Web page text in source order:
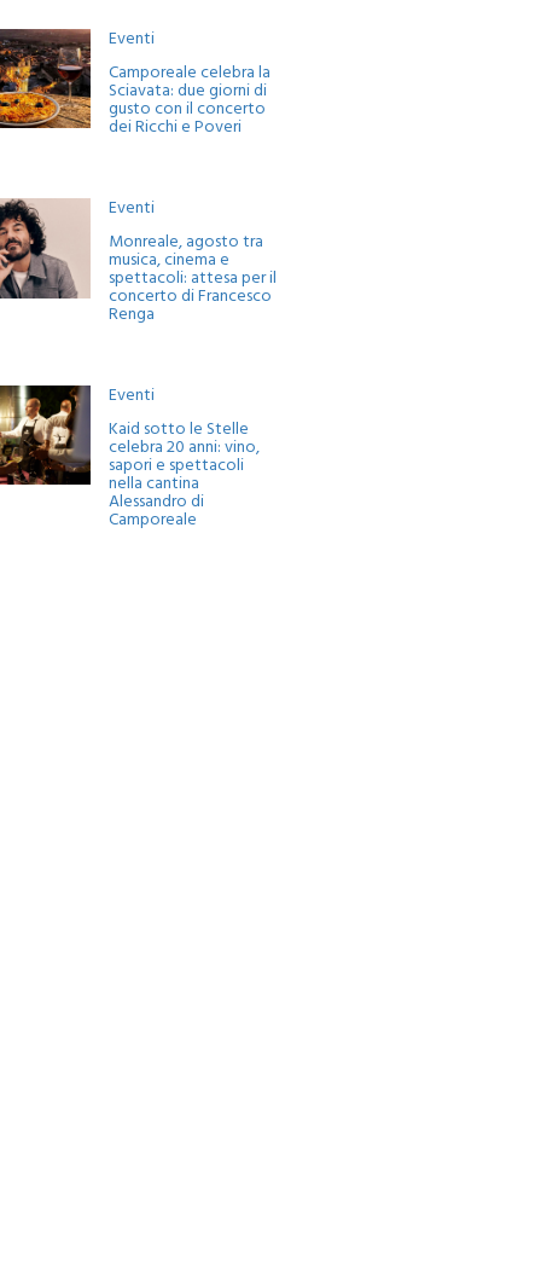
Eventi
Camporeale celebra la
Sciavata: due giorni di
gusto con il concerto
dei Ricchi e Poveri
Eventi
Monreale, agosto tra
musica, cinema e
spettacoli: attesa per il
concerto di Francesco
Renga
Eventi
Kaid sotto le Stelle
celebra 20 anni: vino,
sapori e spettacoli
nella cantina
Alessandro di
Camporeale